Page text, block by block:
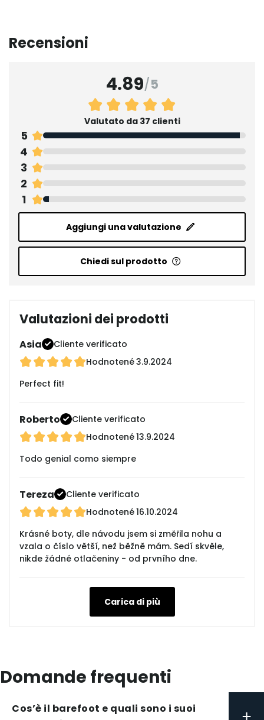
Recensioni
4.89/5
Valutato da 37 clienti
5
4
3
2
1
Aggiungi una valutazione
Chiedi sul prodotto
Valutazioni dei prodotti
Asia
Cliente verificato
Hodnotené3.9.2024
Perfect fit!
Roberto
Cliente verificato
Hodnotené13.9.2024
Todo genial como siempre
Tereza
Cliente verificato
Hodnotené16.10.2024
Krásné boty, dle návodu jsem si změřila nohu a
vzala o číslo větší, než běžně mám. Sedí skvěle,
nikde žádné otlačeniny - od prvního dne.
Carica di più
Domande frequenti
Cos’è il barefoot e quali sono i suoi
+